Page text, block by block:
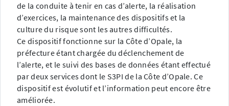
de la conduite à tenir en cas d’alerte, la réalisation
d’exercices, la maintenance des dispositifs et la
culture du risque sont les autres difficultés.
Ce dispositif fonctionne sur la Côte d’Opale, la
préfecture étant chargée du déclenchement de
l’alerte, et le suivi des bases de données étant effectué
par deux services dont le S3PI de la Côte d’Opale. Ce
dispositif est évolutif et l’information peut encore être
améliorée.